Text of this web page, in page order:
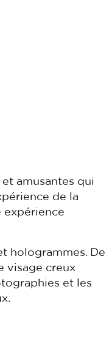
amusantes qui
de la
expérience
hologrammes. De
visage creux
et les